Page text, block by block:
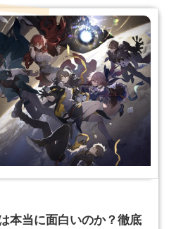
本当に面白いのか？徹底